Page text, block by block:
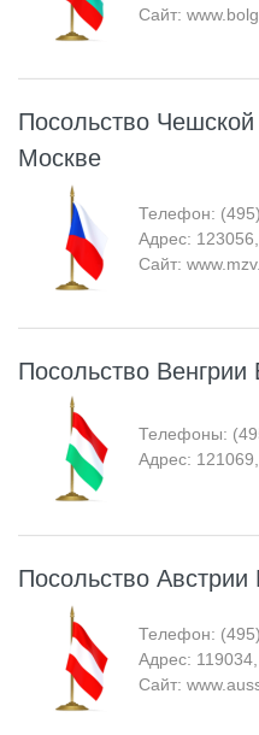
Сайт:
Посольство
Москве
Телефон:
Адрес:
Сайт:
Посольство
Телефоны:
Адрес:
Посольство
Телефон:
Адрес:
Сайт: